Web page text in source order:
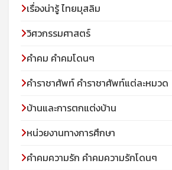
เรื่องน่ารู้ ไทยมุสลิม
วิศวกรรมศาสตร์
คำคม คำคมโดนๆ
คำราชาศัพท์ คำราชาศัพท์แต่ละหมวด
บ้านและการตกแต่งบ้าน
หน่วยงานทางการศึกษา
คำคมความรัก คำคมความรักโดนๆ